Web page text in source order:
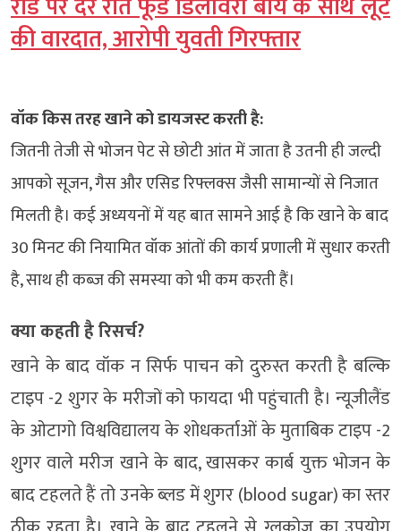
की वारदात, आरोपी युवती गिरफ्तार
वॉक किस तरह खाने को डायजस्ट करती है:
जितनी तेजी से भोजन पेट से छोटी आंत में जाता है उतनी ही जल्दी
आपको सूजन, गैस और एसिड रिफ्लक्स जैसी सामान्यों से निजात
मिलती है। कई अध्ययनों में यह बात सामने आई है कि खाने के बाद
30 मिनट की नियामित वॉक आंतों की कार्य प्रणाली में सुधार करती
है, साथ ही कब्ज की समस्या को भी कम करती हैं।
क्या कहती है रिसर्च?
खाने के बाद वॉक न सिर्फ पाचन को दुरुस्त करती है बल्कि
टाइप -2 शुगर के मरीजों को फायदा भी पहुंचाती है। न्यूजीलैंड
के ओटागो विश्वविद्यालय के शोधकर्ताओं के मुताबिक टाइप -2
शुगर वाले मरीज खाने के बाद, खासकर कार्ब युक्त भोजन के
बाद टहलते हैं तो उनके ब्लड में शुगर (blood sugar) का स्तर